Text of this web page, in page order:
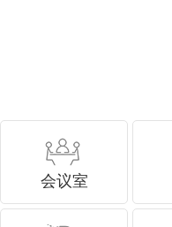
会议室